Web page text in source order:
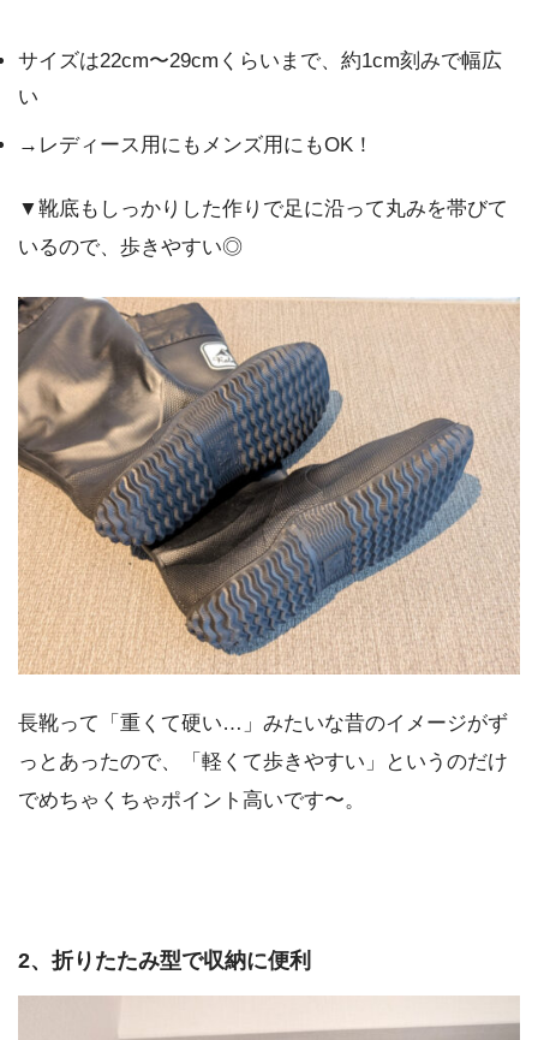
サイズは22cm〜29cmくらいまで、約1cm刻みで幅広
い
→レディース用にもメンズ用にもOK！
▼靴底もしっかりした作りで足に沿って丸みを帯びて
いるので、歩きやすい◎
長靴って「重くて硬い…」みたいな昔のイメージがず
っとあったので、「軽くて歩きやすい」というのだけ
でめちゃくちゃポイント高いです〜。
2、折りたたみ型で収納に便利